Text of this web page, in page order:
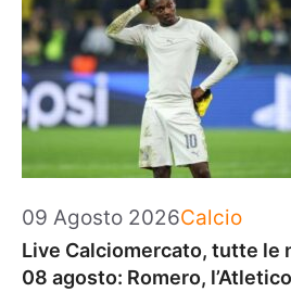
09 Agosto 2026Categorie
Calcio
Live Calciomercato, tutte le
08 agosto: Romero,